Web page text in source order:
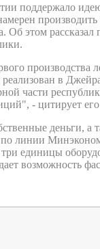
поддержало
производить
Об этом рассказал
производства
реализован в
части
- цитирует
деньги, а
по линии
единицы
возможность